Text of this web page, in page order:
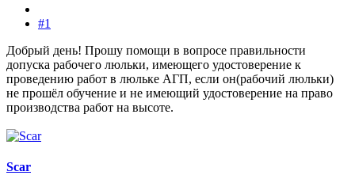
#1
Добрый день! Прошу помощи в вопросе правильности
допуска рабочего люльки, имеющего удостоверение к
проведению работ в люльке АГП, если он(рабочий люльки)
не прошёл обучение и не имеющий удостоверение на право
производства работ на высоте.
Scar